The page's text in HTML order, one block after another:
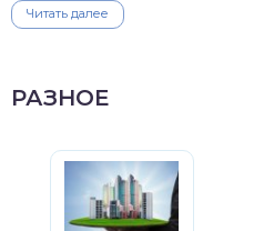
Читать далее
РАЗНОЕ